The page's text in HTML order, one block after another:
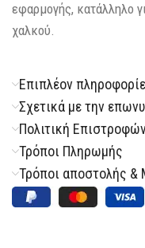
εφαρμογής, κατάλληλο
χαλκού.
Επιπλέον
Σχετικά με την
Πολιτική
Τρόποι Πληρωμής
Τρόποι αποστολής &